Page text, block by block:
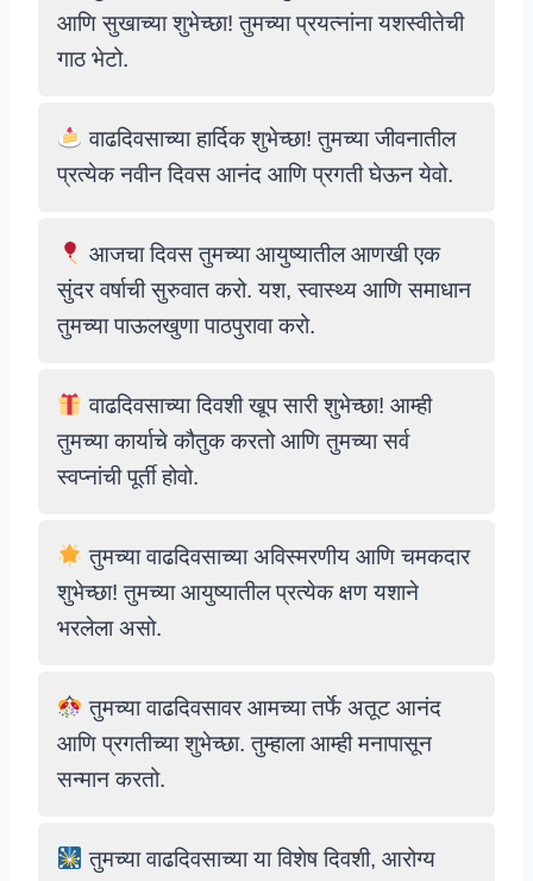
आणि सुखाच्या शुभेच्छा! तुमच्या प्रयत्नांना यशस्वीतेची
गाठ भेटो.
वाढदिवसाच्या हार्दिक शुभेच्छा! तुमच्या जीवनातील
प्रत्येक नवीन दिवस आनंद आणि प्रगती घेऊन येवो.
आजचा दिवस तुमच्या आयुष्यातील आणखी एक
सुंदर वर्षाची सुरुवात करो. यश, स्वास्थ्य आणि समाधान
तुमच्या पाऊलखुणा पाठपुरावा करो.
वाढदिवसाच्या दिवशी खूप सारी शुभेच्छा! आम्ही
तुमच्या कार्याचे कौतुक करतो आणि तुमच्या सर्व
स्वप्नांची पूर्ती होवो.
तुमच्या वाढदिवसाच्या अविस्मरणीय आणि चमकदार
शुभेच्छा! तुमच्या आयुष्यातील प्रत्येक क्षण यशाने
भरलेला असो.
तुमच्या वाढदिवसावर आमच्या तर्फे अतूट आनंद
आणि प्रगतीच्या शुभेच्छा. तुम्हाला आम्ही मनापासून
सन्मान करतो.
तुमच्या वाढदिवसाच्या या विशेष दिवशी, आरोग्य